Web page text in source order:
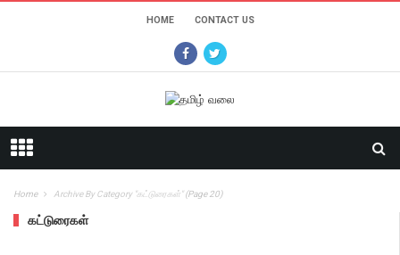
HOME CONTACT US
Home Archive By Category "கட்டுரைகள்"(Page 20)
கட்டுரைகள்